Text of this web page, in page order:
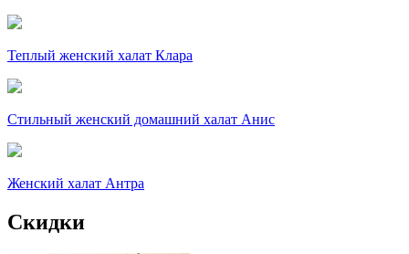
Теплый женский халат Клара
Стильный женский домашний халат Анис
Женский халат Антра
Скидки